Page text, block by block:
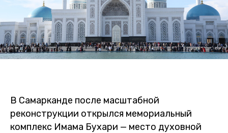
В Самарканде после масштабной
реконструкции открылся мемориальный
комплекс Имама Бухари — место духовной